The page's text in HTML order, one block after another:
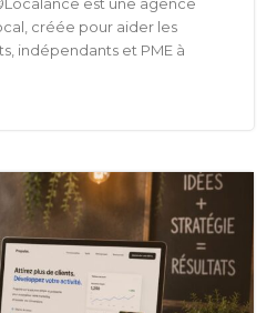
créée pour aider les
indépendants et PME à